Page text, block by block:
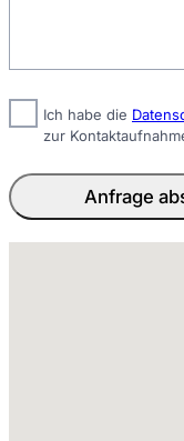
Ich habe die
zur
Anfrage